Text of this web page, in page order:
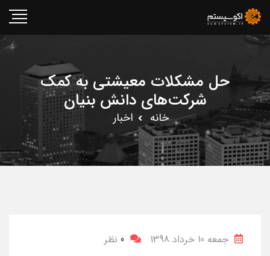
حل مشکلات معیشتی به کمک
شرکت‌های دانش بنیان
خانه اخبار
جمعه 10 خرداد 1398 0 نظر